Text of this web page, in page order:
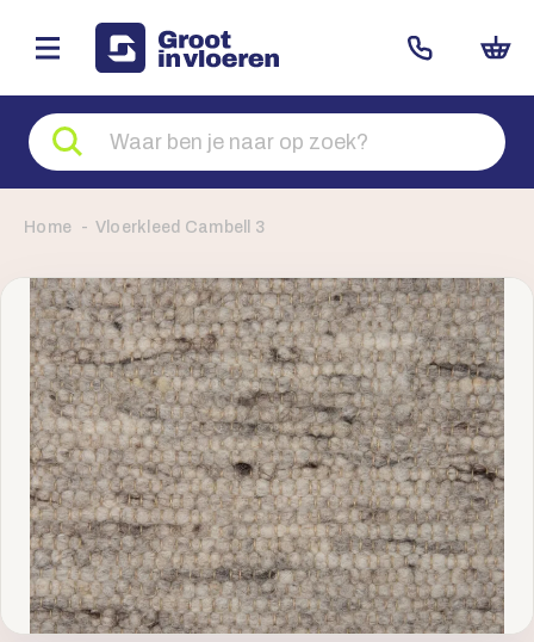
Zoeken
naar
producten
Home Vloerkleed Cambell 3